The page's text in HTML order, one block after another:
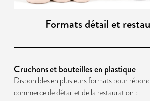
Formats détail et
Cruchons et bouteilles en plastique
Disponibles en plusieurs formats pour
commerce de détail et de la restauration :